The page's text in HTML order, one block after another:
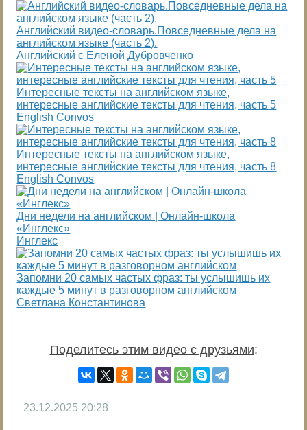
Английский видео-словарь.Повседневные дела на
английском языке (часть 2).
Английский с Еленой Дубровченко
Интересные тексты на английском языке,
интересные английские тексты для чтения, часть 5
English Convos
Интересные тексты на английском языке,
интересные английские тексты для чтения, часть 8
English Convos
Дни недели на английском | Онлайн-школа
«Инглекс»
Инглекс
Запомни 20 самых частых фраз: ты услышишь их
каждые 5 минут в разговорном английском
Светлана Константинова
Поделитесь этим видео с друзьями:
23.12.2025 20:28